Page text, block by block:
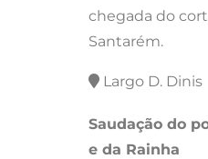
chegada do
Santarém.
Largo D. Dinis
Saudação do
e da Rainha